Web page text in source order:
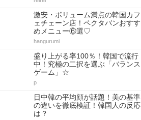
激安・ボリューム満点の韓国カフ
ェチェーン店！ペクタバンおすす
めメニュー⑥選♡
hangurumi
盛り上がる率100％！韓国で流行
中！究極の二択を選ぶ「バランス
ゲーム」☆
p
日中韓の平均顔が話題！美の基準
の違いを徹底検証！韓国人の反応
は？